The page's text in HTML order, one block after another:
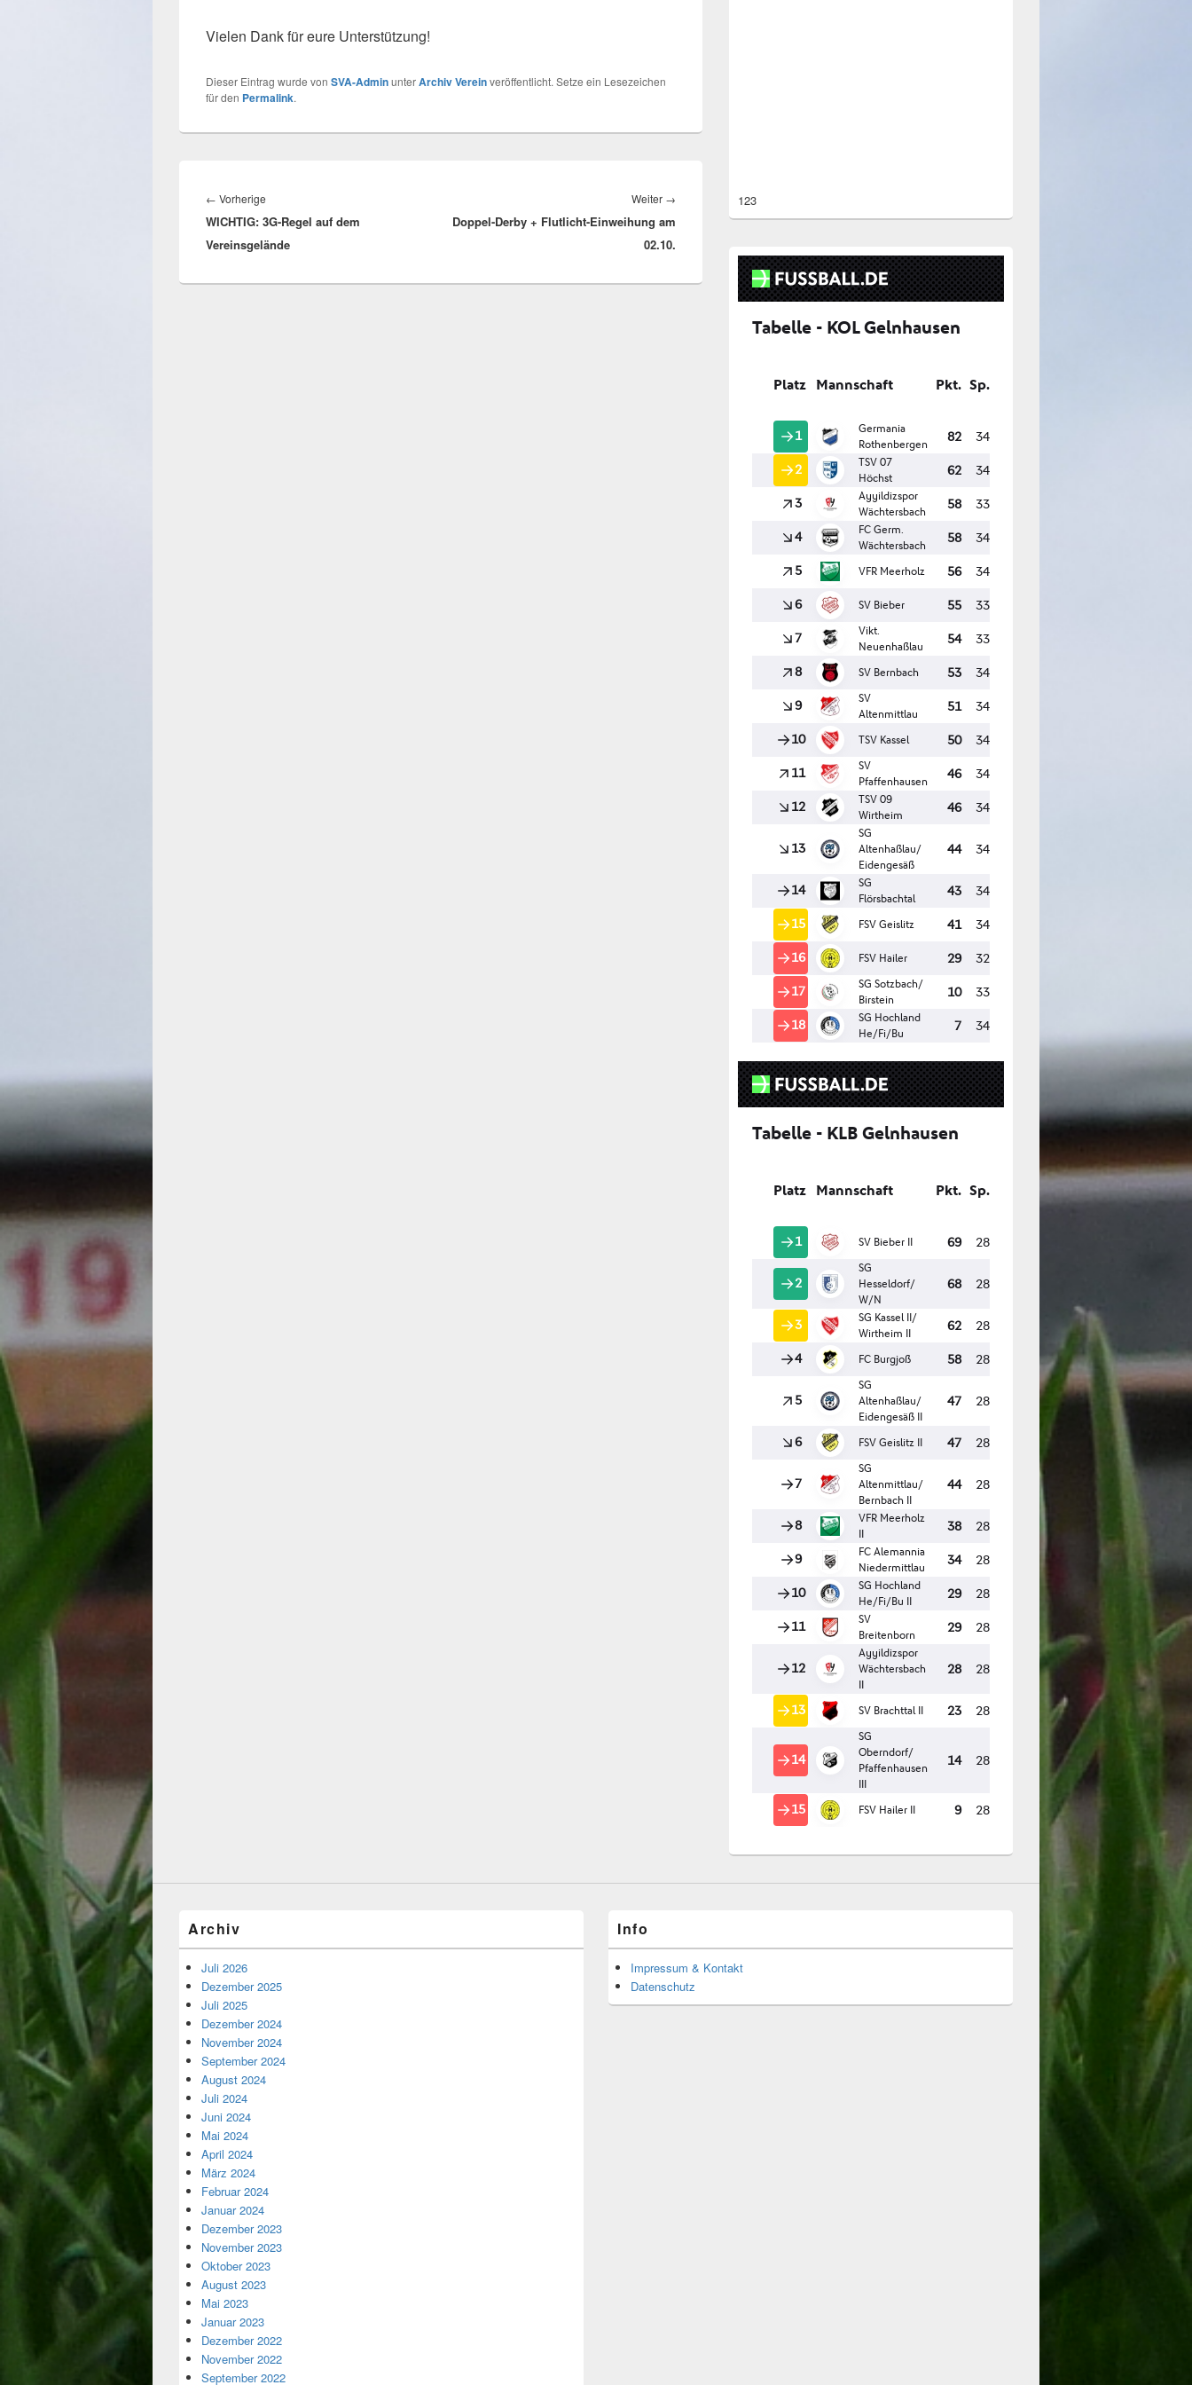
Vielen Dank für eure Unterstützung!
Dieser Eintrag wurde von SVA-AdminunterArchiv Vereinveröffentlicht. Setze ein Lesezeichen
für den Permalink.
← Vorherige
Beitrag:
WICHTIG: 3G-Regel auf dem
Vereinsgelände
Weiter →
Doppel-Derby + Flutlicht-Einweihung am
02.10.
123
Archiv
Juli 2026
Dezember 2025
Juli 2025
Dezember 2024
November 2024
September 2024
August 2024
Juli 2024
Juni 2024
Mai 2024
April 2024
März 2024
Februar 2024
Januar 2024
Dezember 2023
November 2023
Oktober 2023
August 2023
Mai 2023
Januar 2023
Dezember 2022
November 2022
September 2022
Info
Impressum & Kontakt
Datenschutz